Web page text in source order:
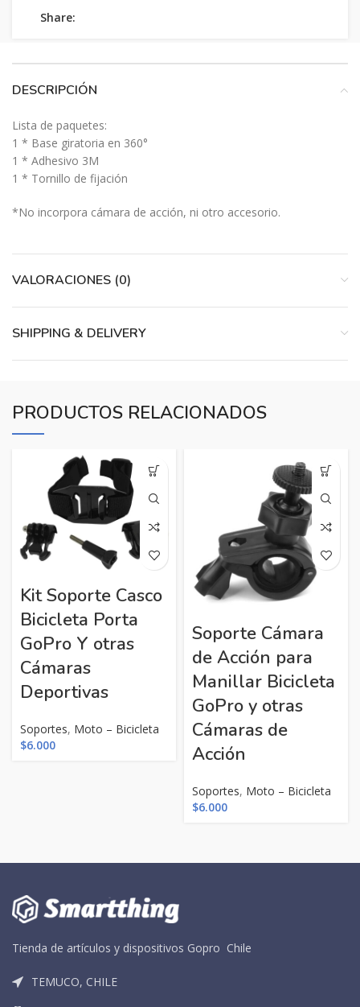
Share:
DESCRIPCIÓN
Lista de paquetes:
1 * Base giratoria en 360°
1 * Adhesivo 3M
1 * Tornillo de fijación
*No incorpora cámara de acción, ni otro accesorio.
VALORACIONES (0)
SHIPPING & DELIVERY
PRODUCTOS RELACIONADOS
Kit Soporte Casco
Bicicleta Porta
GoPro Y otras
Cámaras
Deportivas
Soportes, Moto – Bicicleta
$6.000
Soporte Cámara
de Acción para
Manillar Bicicleta
GoPro y otras
Cámaras de
Acción
Soportes, Moto – Bicicleta
$6.000
Tienda de artículos y dispositivos Gopro Chile
TEMUCO, CHILE